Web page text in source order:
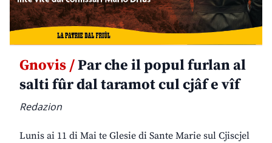
Gnovis /Par che il popul furlan al
salti fûr dal taramot cul cjâf e vîf
Redazion
Lunis ai 11 di Mai te Glesie di Sante Marie sul Cjiscjel